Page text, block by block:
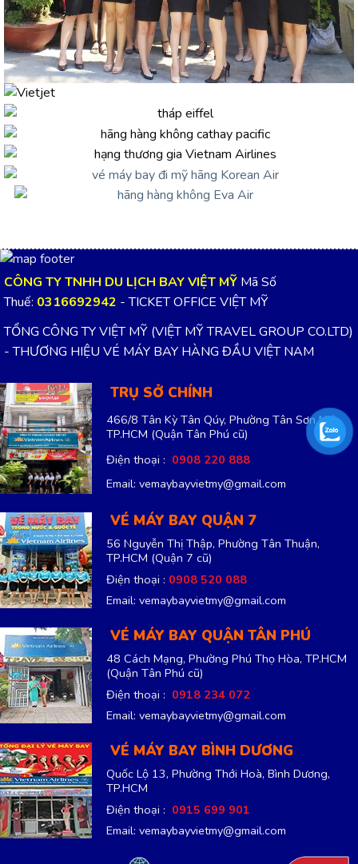
CÔNG TY TNHH DU LỊCH BAY VIỆT MỸ Mã Số
Thuế: 0316692942 - TICKET OFFICE VIỆT MỸ
TỔNG CÔNG TY VIỆT MỸ (VIỆT MỸ TRAVEL GROUP CO.LTD)
- THƯƠNG HIỆU VÉ MÁY BAY HÀNG ĐẦU VIỆT NAM
TRỤ SỞ CHÍNH
466/8 Tân Kỳ Tân Qúy, Phường Tân Sơn Nhì,
TP.HCM (Quận Tân Phú cũ)
Điện thoại : 0908 220 888
Email: vemaybayvietmy@gmail.com
VÉ MÁY BAY QUẬN 7
56 Nguyễn Thị Thập, Phường Tân Thuận,
TP.HCM (Quận 7 cũ)
Điện thoại : 0908 520 088
Email: vemaybayvietmy@gmail.com
VÉ MÁY BAY QUẬN TÂN PHÚ
48 Cách Mạng, Phường Phú Thọ Hòa, TP.HCM
(Quận Tân Phú cũ)
Điện thoại : 0918 234 072
Email: vemaybayvietmy@gmail.com
VÉ MÁY BAY BÌNH DƯƠNG
Quốc Lộ 13, Phường Thới Hoà, Bình Dương,
TP.HCM
Điện thoại : 0915 699 901
Email: vemaybayvietmy@gmail.com